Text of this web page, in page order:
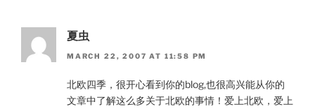
夏虫
MARCH 22, 2007 AT 11:58 PM
北欧四季，很开心看到你的blog,也很高兴能从你的
文章中了解这么多关于北欧的事情！爱上北欧，爱上